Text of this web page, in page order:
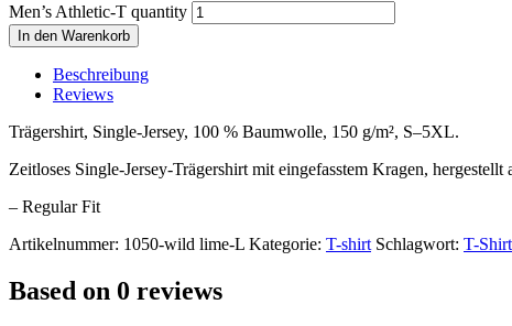
Men’s Athletic-T quantity
In den Warenkorb
Beschreibung
Reviews
Trägershirt, Single-Jersey, 100 % Baumwolle, 150 g/m², S–5XL.
Zeitloses Single-Jersey-Trägershirt mit eingefasstem Kragen,
– Regular Fit
Artikelnummer: 1050-wild lime-L Kategorie: T-shirt Schlagwort: T-
Based on 0 reviews